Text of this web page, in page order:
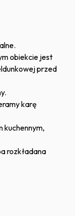
obiekcie jest
przed
karę
kuchennym,
rozkładana